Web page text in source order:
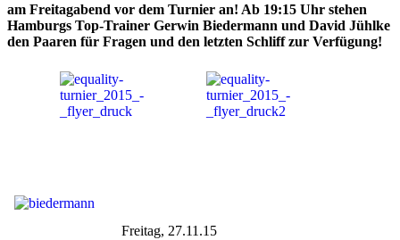
am Freitagabend vor dem Turnier an! Ab 19:15 Uhr stehen
Hamburgs Top-Trainer Gerwin Biedermann und David Jühlke
den Paaren für Fragen und den letzten Schliff zur Verfügung!
Freitag, 27.11.15